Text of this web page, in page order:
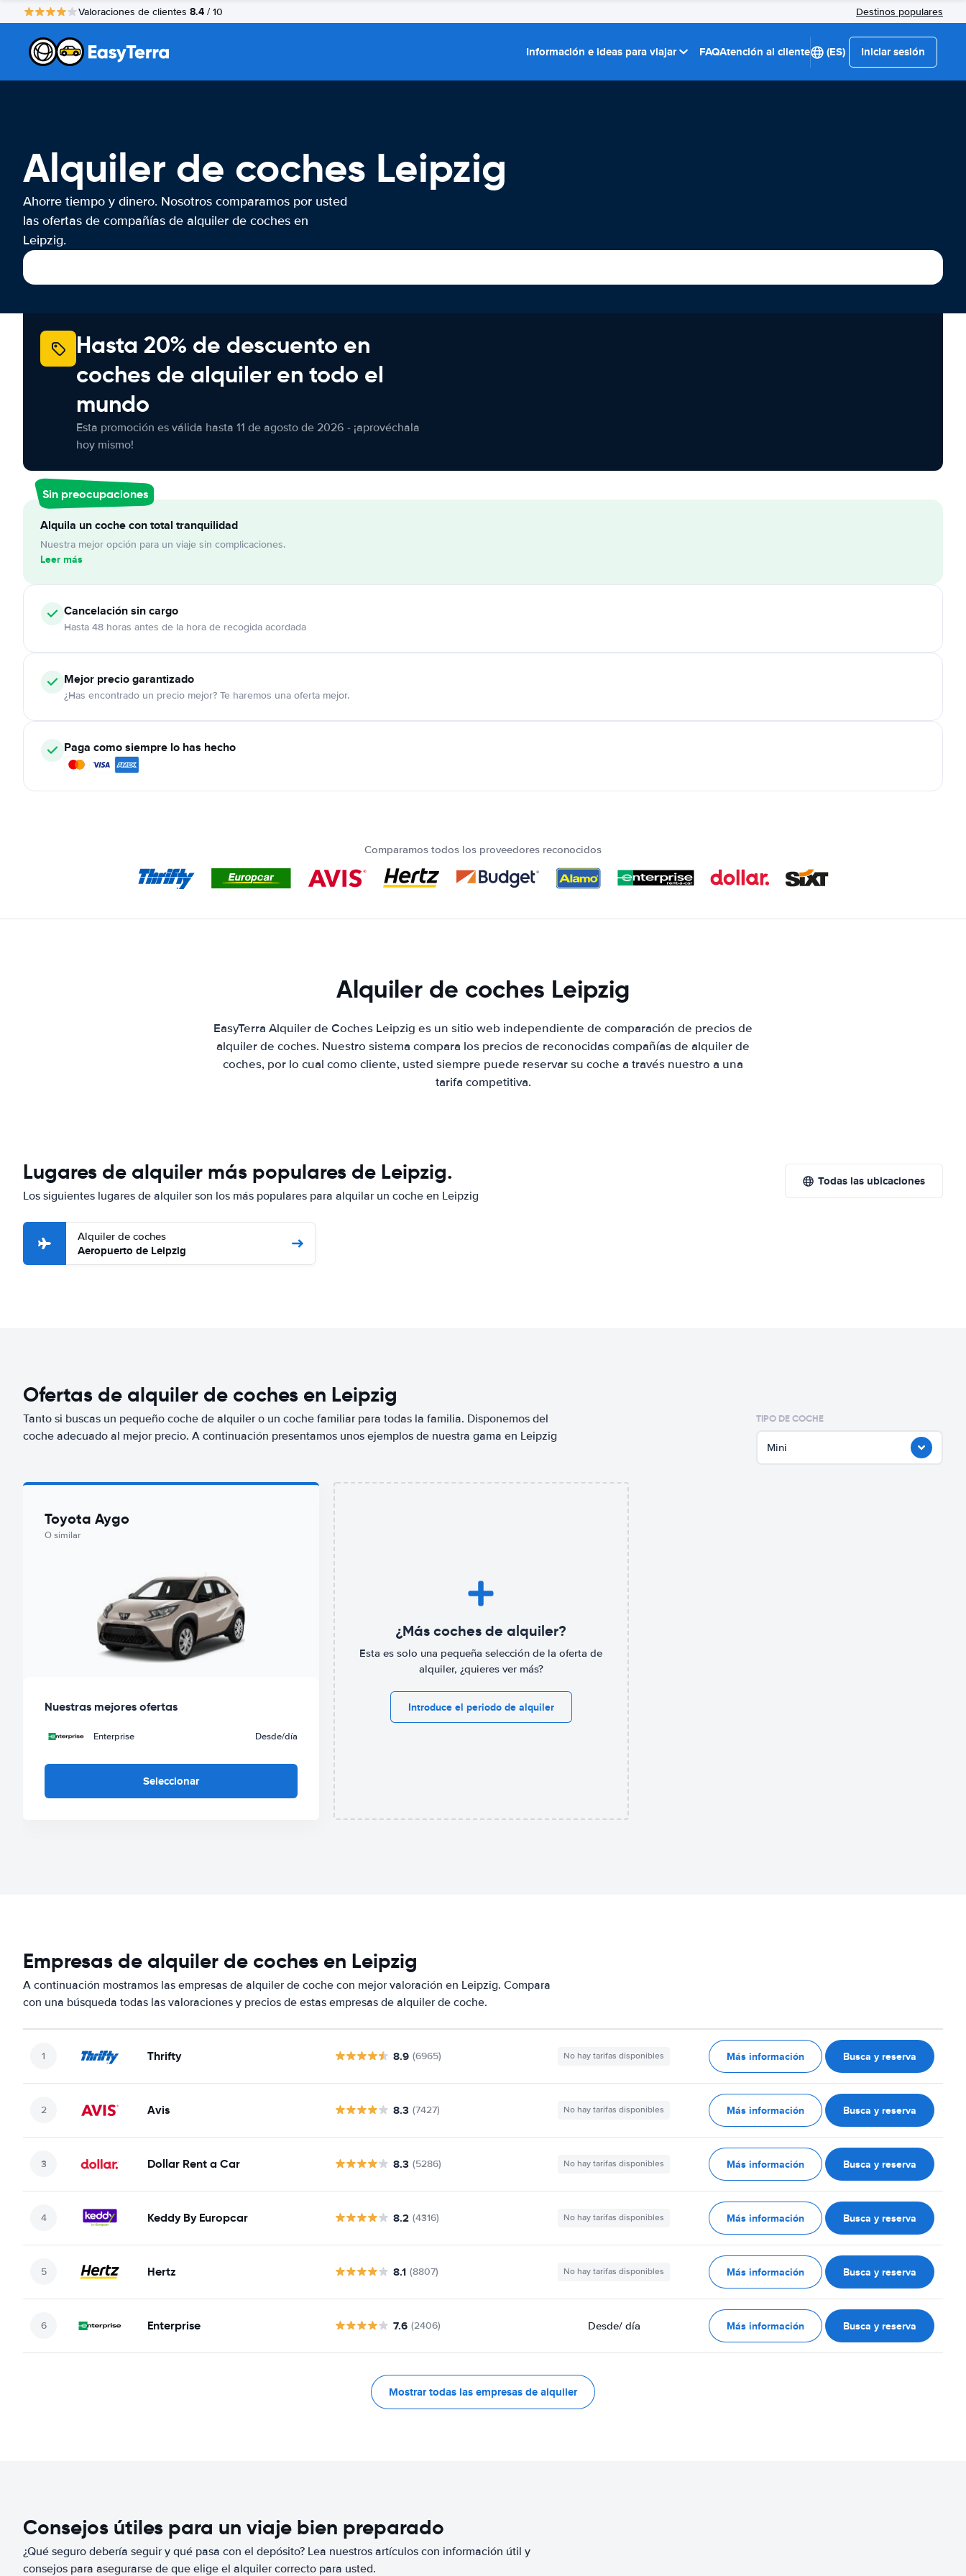
Valoraciones de clientes 8.4 / 10 Destinos populares
Información e ideas para viajar FAQAtención al cliente (ES) Iniciar sesión
Alquiler de coches Leipzig
Ahorre tiempo y dinero. Nosotros comparamos por usted
las ofertas de compañías de alquiler de coches en
Leipzig.
Hasta 20% de descuento en
coches de alquiler en todo el
mundo
Esta promoción es válida hasta 11 de agosto de 2026 - ¡aprovéchala
hoy mismo!
Sin preocupaciones
Alquila un coche con total tranquilidad
Nuestra mejor opción para un viaje sin complicaciones.
Leer más
Cancelaciónsin cargo
Hasta 48 horas antes de la hora de recogida acordada
Mejor precio garantizado
¿Has encontrado un precio mejor? Te haremos una oferta mejor.
Paga como siempre lo has hecho
Comparamos todos los proveedores reconocidos
Alquiler de coches Leipzig
EasyTerra Alquiler de Coches Leipzig es un sitio web independiente de comparación de precios de
alquiler de coches. Nuestro sistema compara los precios de reconocidas compañías de alquiler de
coches, por lo cual como cliente, usted siempre puede reservar su coche a través nuestro a una
tarifa competitiva.
Lugares de alquiler más populares de Leipzig.
Los siguientes lugares de alquiler son los más populares para alquilar un coche en Leipzig
Todas las ubicaciones
Alquiler de coches
Aeropuerto de Leipzig
Ofertas de alquiler de coches en Leipzig
Tanto si buscas un pequeño coche de alquiler o un coche familiar para todas la familia. Disponemos del
coche adecuado al mejor precio. A continuación presentamos unos ejemplos de nuestra gama en Leipzig
TIPO DE COCHE
Mini
Toyota Aygo
O similar
Nuestras mejores ofertas
Enterprise Desde/día
Seleccionar
¿Más coches de alquiler?
Esta es solo una pequeña selección de la oferta de
alquiler, ¿quieres ver más?
Introduce el periodo de alquiler
Empresas de alquiler de coches en Leipzig
A continuación mostramos las empresas de alquiler de coche con mejor valoración en Leipzig. Compara
con una búsqueda todas las valoraciones y precios de estas empresas de alquiler de coche.
Thrifty 8.9 (6965) No hay tarifas disponibles Más información Busca y reserva
Avis 8.3 (7427) No hay tarifas disponibles Más información Busca y reserva
Dollar Rent a Car 8.3 (5286) No hay tarifas disponibles Más información Busca y reserva
Keddy By Europcar 8.2 (4316) No hay tarifas disponibles Más información Busca y reserva
Hertz 8.1 (8807) No hay tarifas disponibles Más información Busca y reserva
Enterprise 7.6 (2406) Desde/ día Más información Busca y reserva
Mostrar todas las empresas de alquiler
Consejos útiles para un viaje bien preparado
¿Qué seguro debería seguir y qué pasa con el depósito? Lea nuestros artículos con información útil y
consejos para asegurarse de que elige el alquiler correcto para usted.